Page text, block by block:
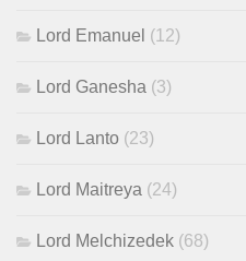
Lord Emanuel (12)
Lord Ganesha (3)
Lord Lanto (23)
Lord Maitreya (24)
Lord Melchizedek (68)